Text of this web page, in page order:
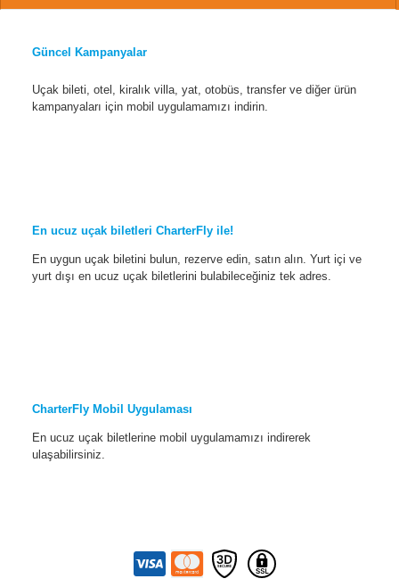
Güncel Kampanyalar
Uçak bileti, otel, kiralık villa, yat, otobüs, transfer ve diğer ürün
kampanyaları için mobil uygulamamızı indirin.
En ucuz uçak biletleri CharterFly ile!
En uygun uçak biletini bulun, rezerve edin, satın alın. Yurt içi ve
yurt dışı en ucuz uçak biletlerini bulabileceğiniz tek adres.
CharterFly Mobil Uygulaması
En ucuz uçak biletlerine mobil uygulamamızı indirerek
ulaşabilirsiniz.